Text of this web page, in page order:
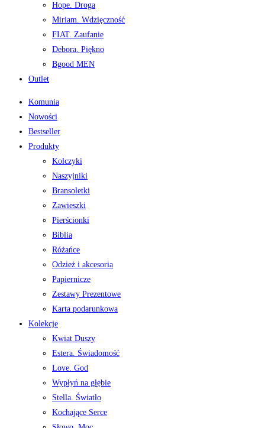
Hope. Droga
Miriam. Wdzięczność
FIAT. Zaufanie
Debora. Piękno
Bgood MEN
Outlet
Komunia
Nowości
Bestseller
Produkty
Kolczyki
Naszyjniki
Bransoletki
Zawieszki
Pierścionki
Biblia
Różańce
Odzież i akcesoria
Papiernicze
Zestawy Prezentowe
Karta podarunkowa
Kolekcje
Kwiat Duszy
Estera. Świadomość
Love. God
Wypłyń na głębie
Stella. Światło
Kochające Serce